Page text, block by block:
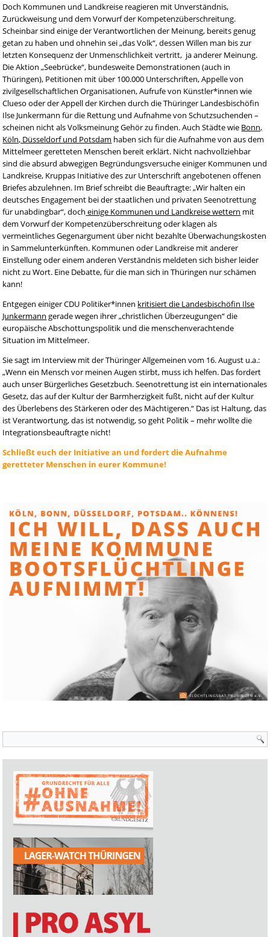
Doch Kommunen und Landkreise reagieren mit Unverständnis,
Zurückweisung und dem Vorwurf der Kompetenzüberschreitung.
Scheinbar sind einige der Verantwortlichen der Meinung, bereits genug
getan zu haben und ohnehin sei „das Volk“, dessen Willen man bis zur
letzten Konsequenz der Unmenschlichkeit vertritt, ja anderer Meinung.
Die Aktion „Seebrücke“, bundesweite Demonstrationen (auch in
Thüringen), Petitionen mit über 100.000 Unterschriften, Appelle von
zivilgesellschaftlichen Organisationen, Aufrufe von Künstler*innen wie
Clueso oder der Appell der Kirchen durch die Thüringer Landesbischöfin
Ilse Junkermann für die Rettung und Aufnahme von Schutzsuchenden –
scheinen nicht als Volksmeinung Gehör zu finden. Auch Städte wie Bonn,
Köln, Düsseldorf und Potsdam haben sich für die Aufnahme von aus dem
Mittelmeer geretteten Menschen bereit erklärt. Nicht nachvollziehbar
sind die absurd abwegigen Begründungsversuche einiger Kommunen und
Landkreise, Kruppas Initiative des zur Unterschrift angebotenen offenen
Briefes abzulehnen. Im Brief schreibt die Beauftragte: „Wir halten ein
deutsches Engagement bei der staatlichen und privaten Seenotrettung
für unabdingbar“, doch einige Kommunen und Landkreise wettern mit
dem Vorwurf der Kompetenzüberschreitung oder klagen als
vermeintliches Gegenargument über nicht bezahlte Überwachungskosten
in Sammelunterkünften. Kommunen oder Landkreise mit anderer
Einstellung oder einem anderen Verständnis meldeten sich bisher leider
nicht zu Wort. Eine Debatte, für die man sich in Thüringen nur schämen
kann!
Entgegen einiger CDU Politiker*innen kritisiert die Landesbischöfin Ilse
Junkermann gerade wegen ihrer „christlichen Überzeugungen“ die
europäische Abschottungspolitik und die menschenverachtende
Situation im Mittelmeer.
Sie sagt im Interview mit der Thüringer Allgemeinen vom 16. August u.a.:
„Wenn ein Mensch vor meinen Augen stirbt, muss ich helfen. Das fordert
auch unser Bürgerliches Gesetzbuch. Seenotrettung ist ein internationales
Gesetz, das auf der Kultur der Barmherzigkeit fußt, nicht auf der Kultur
des Überlebens des Stärkeren oder des Mächtigeren.“ Das ist Haltung, das
ist Verantwortung, das ist notwendig, so geht Politik – mehr wollte die
Integrationsbeauftragte nicht!
Schließt euch der Initiative an und fordert die Aufnahme
geretteter Menschen in eurer Kommune!
Suchformular